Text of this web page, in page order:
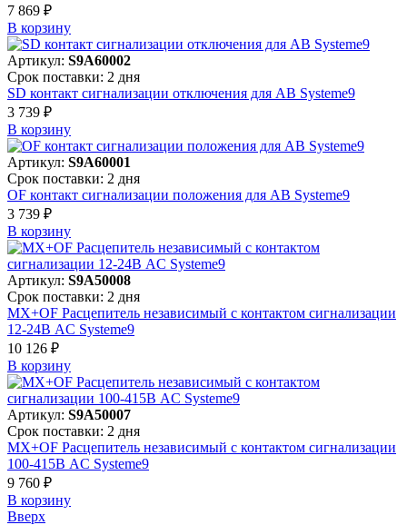
7 869 ₽
В корзинy
Артикул: S9A60002
Срок поставки: 2 дня
SD контакт сигнализации отключения для АВ Systeme9
3 739 ₽
В корзинy
Артикул: S9A60001
Срок поставки: 2 дня
OF контакт сигнализации положения для АВ Systeme9
3 739 ₽
В корзинy
Артикул: S9A50008
Срок поставки: 2 дня
MX+OF Расцепитель независимый с контактом сигнализации
12-24В AC Systeme9
10 126 ₽
В корзинy
Артикул: S9A50007
Срок поставки: 2 дня
MX+OF Расцепитель независимый с контактом сигнализации
100-415В AC Systeme9
9 760 ₽
В корзинy
Вверх